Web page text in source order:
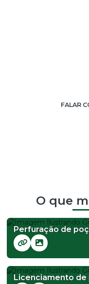
FALAR
O que
Perfuração de
Licenciamento de